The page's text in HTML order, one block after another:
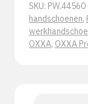
SKU: PW.44560
handschoenen,
OXXA, OXXA